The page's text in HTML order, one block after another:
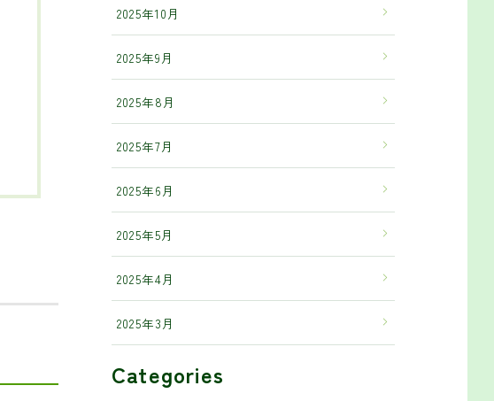
2025年10月
2025年9月
2025年8月
2025年7月
2025年6月
2025年5月
2025年4月
2025年3月
Categories